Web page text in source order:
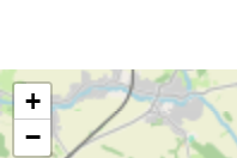
+
−